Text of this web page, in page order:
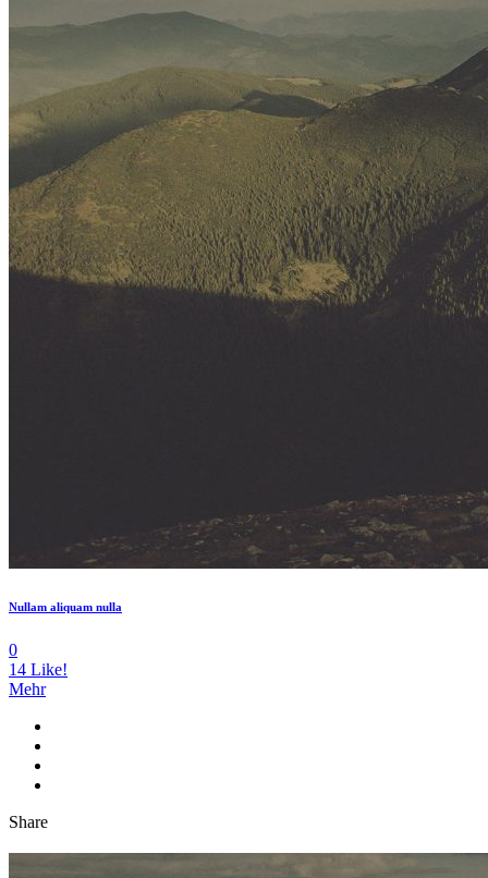
Nullam aliquam nulla
0
14 Like!
Mehr
Share